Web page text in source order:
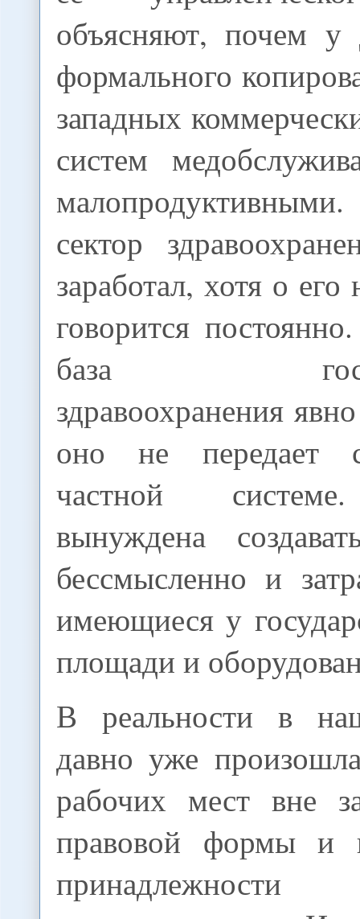
объясняют, почем у
формального
западных
систем
сектор
заработал, хотя о
говорится
база
здравоохранения
оно не передает
частной
вынуждена
бессмысленно и
имеющиеся у
площади и
В реальности в
давно уже
рабочих мест вне
правовой формы и